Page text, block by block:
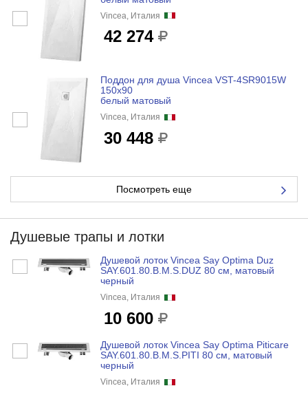
Vincea, Италия
42 274
Поддон для душа Vincea VST-4SR9015W
150x90
белый матовый
Vincea, Италия
30 448
Посмотреть еще
Душевые трапы и лотки
Душевой лоток Vincea Say Optima Duz
SAY.601.80.B.M.S.DUZ 80 см, матовый
черный
Vincea, Италия
10 600
Душевой лоток Vincea Say Optima Piticare
SAY.601.80.B.M.S.PITI 80 см, матовый
черный
Vincea, Италия